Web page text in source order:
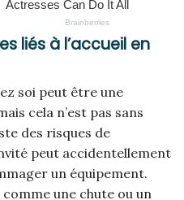
liés à l’accueil en
soi peut être une
cela n’est pas sans
des risques de
peut accidentellement
un équipement.
une chute ou un